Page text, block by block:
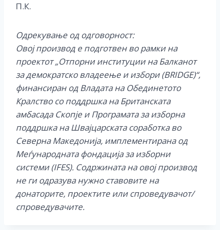
П.К.
Одрекување од одговорност:
Овој производ е подготвен во рамки на
проектот „Отпорни институции на Балканот
за демократско владеење и избори (BRIDGE)“,
финансиран од Владата на Обединетото
Кралство со поддршка на Британската
амбасада Скопје и Програмата за изборна
поддршка на Швајцарската соработка во
Северна Македонија, имплементирана од
Меѓународната фондација за изборни
системи (IFES). Содржината на овој производ
не ги одразува нужно ставовите на
донаторите, проектите или спроведувачот/
спроведувачите.